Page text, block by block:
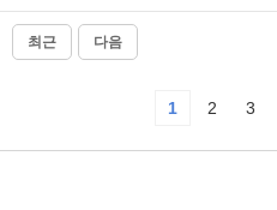
최근 다음
1 2 3